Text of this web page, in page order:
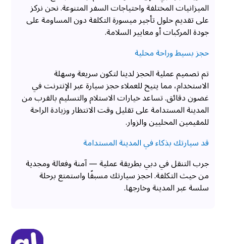
الميزانيات المختلفة واحتياجات السفر المتنوعة. نحن نركز
على تقديم حلول تأجير ميسورة التكلفة دون المساومة على
جودة المركبات أو معايير السلامة.
حجز بسيط وراحة محلية
تم تصميم عملية الحجز لدينا لتكون سريعة وسهلة
الاستخدام، مما يتيح للعملاء حجز سيارة عبر الإنترنت في
غضون دقائق. تساعد خيارات الاستلام والتسليم بالقرب من
المدينة المستدامة على تقليل وقت الانتظار وزيادة الراحة
للمقيمين المحليين والزوار.
قد سيارتك بذكاء في المدينة المستدامة
جرب التنقل في دبي بطريقة عملية — آمنة وفعالة ومجدية
من حيث التكلفة. احجز سيارتك مسبقًا واستمتع برحلة
سلسة عبر المدينة وخارجها.